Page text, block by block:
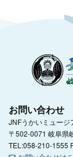
お問い合わせ
JNFうかいミュージ
〒502-0071 岐阜県
TEL:058-210-1555